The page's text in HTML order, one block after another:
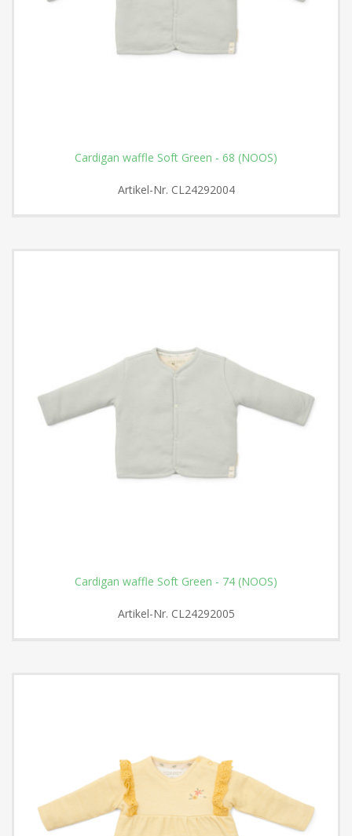
Cardigan waffle Soft Green - 68 (NOOS)
Artikel-Nr. CL24292004
Cardigan waffle Soft Green - 74 (NOOS)
Artikel-Nr. CL24292005